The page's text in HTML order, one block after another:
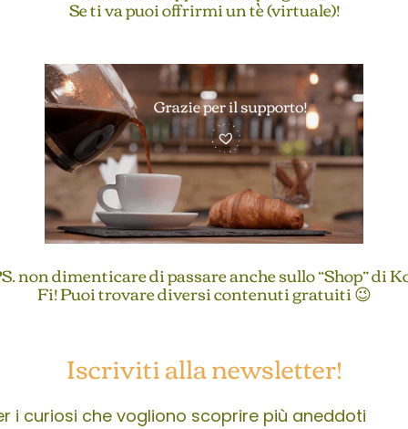
Se ti va puoi offrirmi un tè (virtuale)!
non dimenticare di passare anche sullo “Shop” di
Fi! Puoi trovare diversi contenuti gratuiti 😉
Iscriviti alla newsletter!
i curiosi che vogliono scoprire più aneddoti